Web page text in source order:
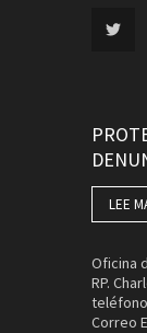
LEE
Oficina
RP.
Correo